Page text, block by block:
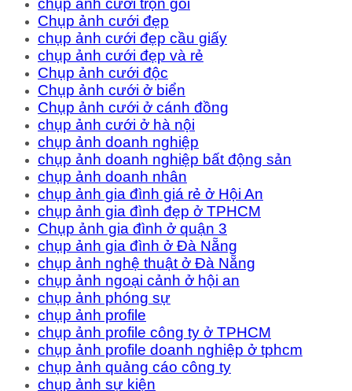
Chụp ảnh cưới đẹp
chụp ảnh cưới đẹp cầu giấy
chụp ảnh cưới đẹp và rẻ
Chụp ảnh cưới độc
Chụp ảnh cưới ở biển
Chụp ảnh cưới ở cánh đồng
chụp ảnh cưới ở hà nội
chụp ảnh doanh nghiệp
chụp ảnh doanh nghiệp bất động sản
chụp ảnh doanh nhân
chụp ảnh gia đình giá rẻ ở Hội An
chụp ảnh gia đình đẹp ở TPHCM
Chụp ảnh gia đình ở quận 3
chụp ảnh gia đình ở Đà Nẵng
chụp ảnh nghệ thuật ở Đà Nẵng
chụp ảnh ngoại cảnh ở hội an
chụp ảnh phóng sự
chụp ảnh profile
chụp ảnh profile công ty ở TPHCM
chụp ảnh profile doanh nghiệp ở tphcm
chụp ảnh quảng cáo công ty
chụp ảnh sự kiện